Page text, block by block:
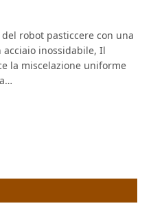
del robot pasticcere con una
inossidabile, Il
la miscelazione uniforme